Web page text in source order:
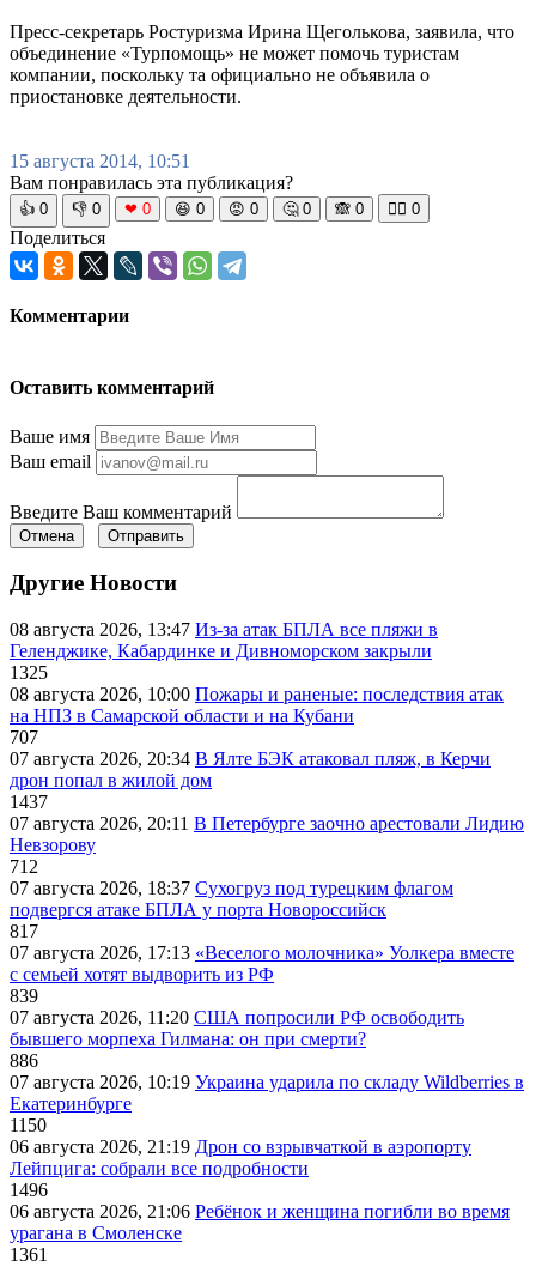
Пресс-секретарь Ростуризма Ирина Щеголькова, заявила, что
объединение «Турпомощь» не может помочь туристам
компании, поскольку та официально не объявила о
приостановке деятельности.
15 августа 2014, 10:51
Вам понравилась эта публикация?
👍 0 👎 0 ❤ 0 😆 0 😡 0 🤔 0 🙈 0 🧘‍♀️ 0
Поделиться
Комментарии
Оставить комментарий
Ваше имя
Ваш email
Введите Ваш комментарий
Отмена Отправить
Другие Новости
08 августа 2026, 13:47 Из-за атак БПЛА все пляжи в
Геленджике, Кабардинке и Дивноморском закрыли
1325
08 августа 2026, 10:00 Пожары и раненые: последствия атак
на НПЗ в Самарской области и на Кубани
707
07 августа 2026, 20:34 В Ялте БЭК атаковал пляж, в Керчи
дрон попал в жилой дом
1437
07 августа 2026, 20:11 В Петербурге заочно арестовали Лидию
Невзорову
712
07 августа 2026, 18:37 Сухогруз под турецким флагом
подвергся атаке БПЛА у порта Новороссийск
817
07 августа 2026, 17:13 «Веселого молочника» Уолкера вместе
с семьей хотят выдворить из РФ
839
07 августа 2026, 11:20 США попросили РФ освободить
бывшего морпеха Гилмана: он при смерти?
886
07 августа 2026, 10:19 Украина ударила по складу Wildberries в
Екатеринбурге
1150
06 августа 2026, 21:19 Дрон со взрывчаткой в аэропорту
Лейпцига: собрали все подробности
1496
06 августа 2026, 21:06 Ребёнок и женщина погибли во время
урагана в Смоленске
1361